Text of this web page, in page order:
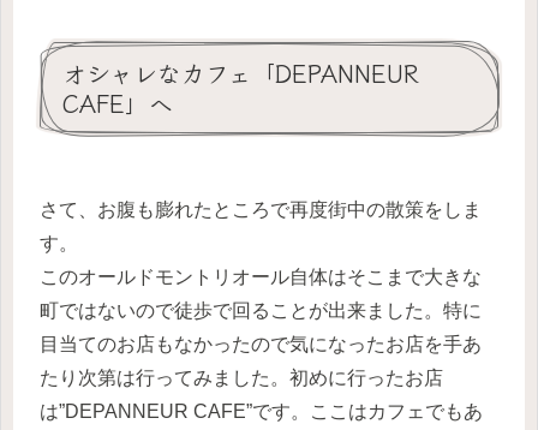
オシャレなカフェ「DEPANNEUR
CAFE」へ
さて、お腹も膨れたところで再度街中の散策をしま
す。
このオールドモントリオール自体はそこまで大きな
町ではないので徒歩で回ることが出来ました。特に
目当てのお店もなかったので気になったお店を手あ
たり次第は行ってみました。初めに行ったお店
は”DEPANNEUR CAFE”です。ここはカフェでもあ